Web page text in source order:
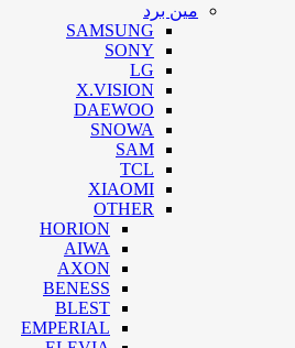
مین برد
SAMSUNG
SONY
LG
X.VISION
DAEWOO
SNOWA
SAM
TCL
XIAOMI
OTHER
HORION
AIWA
AXON
BENESS
BLEST
EMPERIAL